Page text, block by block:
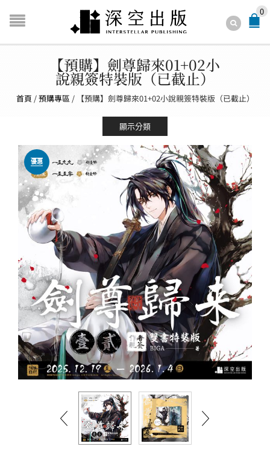
0
【預購】劍尊歸來01+02小
說親簽特裝版（已截止）
首頁 /預購專區 / 【預購】劍尊歸來01+02小說親簽特裝版（已截止）
優惠
顯示分類